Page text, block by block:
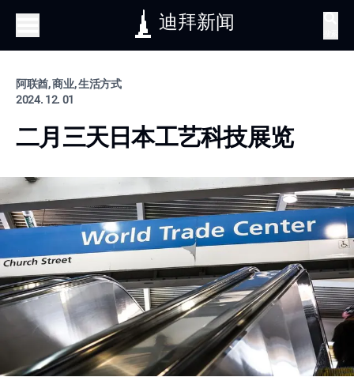
迪拜新闻
阿联酋, 商业, 生活方式
2024. 12. 01
二月三天日本工艺科技展览